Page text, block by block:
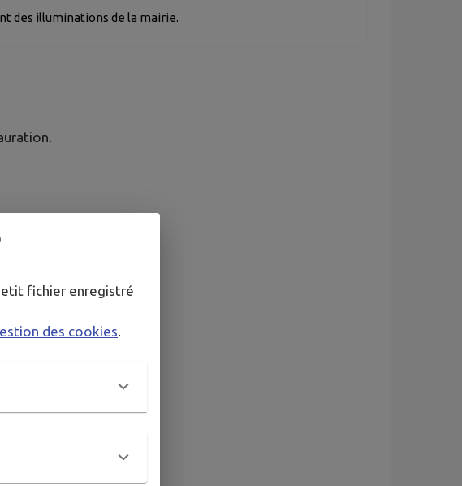
des illuminations de la mairie.
fichier enregistré
des cookies